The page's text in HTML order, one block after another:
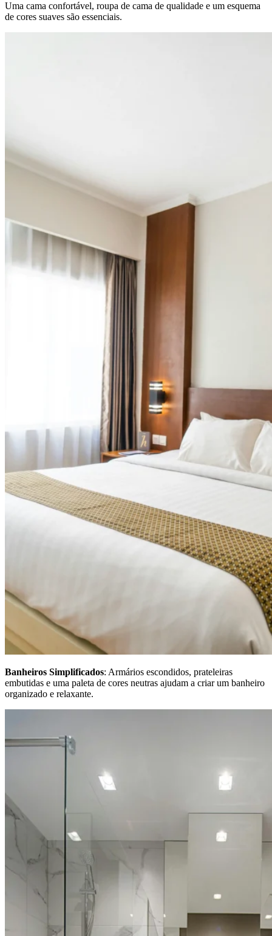
Uma cama confortável, roupa de cama de qualidade e um esquema
de cores suaves são essenciais.
Banheiros Simplificados: Armários escondidos, prateleiras
embutidas e uma paleta de cores neutras ajudam a criar um banheiro
organizado e relaxante.